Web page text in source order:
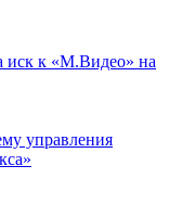
иск к «М.Видео» на
управления